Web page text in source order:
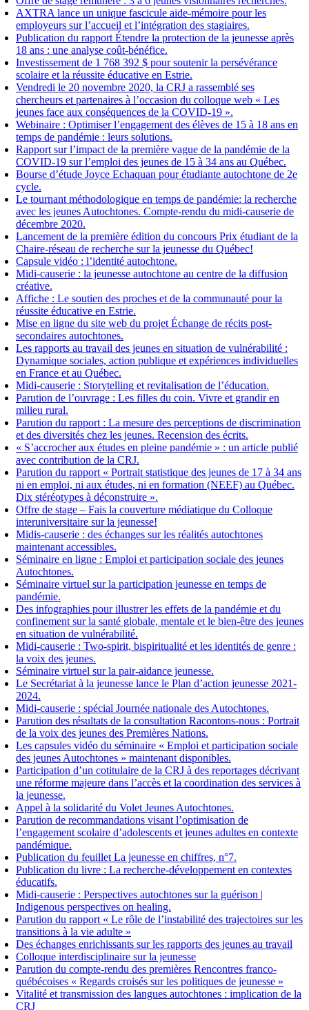
AXTRA lance un unique fascicule aide-mémoire pour les
employeurs sur l’accueil et l’intégration des stagiaires.
Publication du rapport Étendre la protection de la jeunesse après
18 ans : une analyse coût-bénéfice.
Investissement de 1 768 392 $ pour soutenir la persévérance
scolaire et la réussite éducative en Estrie.
Vendredi le 20 novembre 2020, la CRJ a rassemblé ses
chercheurs et partenaires à l’occasion du colloque web « Les
jeunes face aux conséquences de la COVID-19 ».
Webinaire : Optimiser l’engagement des élèves de 15 à 18 ans en
temps de pandémie : leurs solutions.
Rapport sur l’impact de la première vague de la pandémie de la
COVID-19 sur l’emploi des jeunes de 15 à 34 ans au Québec.
Bourse d’étude Joyce Echaquan pour étudiante autochtone de 2e
cycle.
Le tournant méthodologique en temps de pandémie: la recherche
avec les jeunes Autochtones. Compte-rendu du midi-causerie de
décembre 2020.
Lancement de la première édition du concours Prix étudiant de la
Chaire-réseau de recherche sur la jeunesse du Québec!
Capsule vidéo : l’identité autochtone.
Midi-causerie : la jeunesse autochtone au centre de la diffusion
créative.
Affiche : Le soutien des proches et de la communauté pour la
réussite éducative en Estrie.
Mise en ligne du site web du projet Échange de récits post-
secondaires autochtones.
Les rapports au travail des jeunes en situation de vulnérabilité :
Dynamique sociales, action publique et expériences individuelles
en France et au Québec.
Midi-causerie : Storytelling et revitalisation de l’éducation.
Parution de l’ouvrage : Les filles du coin. Vivre et grandir en
milieu rural.
Parution du rapport : La mesure des perceptions de discrimination
et des diversités chez les jeunes. Recension des écrits.
« S’accrocher aux études en pleine pandémie » : un article publié
avec contribution de la CRJ.
Parution du rapport « Portrait statistique des jeunes de 17 à 34 ans
ni en emploi, ni aux études, ni en formation (NEEF) au Québec.
Dix stéréotypes à déconstruire ».
Offre de stage – Fais la couverture médiatique du Colloque
interuniversitaire sur la jeunesse!
Midis-causerie : des échanges sur les réalités autochtones
maintenant accessibles.
Séminaire en ligne : Emploi et participation sociale des jeunes
Autochtones.
Séminaire virtuel sur la participation jeunesse en temps de
pandémie.
Des infographies pour illustrer les effets de la pandémie et du
confinement sur la santé globale, mentale et le bien-être des jeunes
en situation de vulnérabilité.
Midi-causerie : Two-spirit, bispiritualité et les identités de genre :
la voix des jeunes.
Séminaire virtuel sur la pair-aidance jeunesse.
Le Secrétariat à la jeunesse lance le Plan d’action jeunesse 2021-
2024.
Midi-causerie : spécial Journée nationale des Autochtones.
Parution des résultats de la consultation Racontons-nous : Portrait
de la voix des jeunes des Premières Nations.
Les capsules vidéo du séminaire « Emploi et participation sociale
des jeunes Autochtones » maintenant disponibles.
Participation d’un cotitulaire de la CRJ à des reportages décrivant
une réforme majeure dans l’accès et la coordination des services à
la jeunesse.
Appel à la solidarité du Volet Jeunes Autochtones.
Parution de recommandations visant l’optimisation de
l’engagement scolaire d’adolescents et jeunes adultes en contexte
pandémique.
Publication du feuillet La jeunesse en chiffres, n°7.
Publication du livre : La recherche-développement en contextes
éducatifs.
Midi-causerie : Perspectives autochtones sur la guérison |
Indigenous perspectives on healing.
Parution du rapport « Le rôle de l’instabilité des trajectoires sur les
transitions à la vie adulte »
Des échanges enrichissants sur les rapports des jeunes au travail
Colloque interdisciplinaire sur la jeunesse
Parution du compte-rendu des premières Rencontres franco-
québécoises « Regards croisés sur les politiques de jeunesse »
Vitalité et transmission des langues autochtones : implication de la
CRJ